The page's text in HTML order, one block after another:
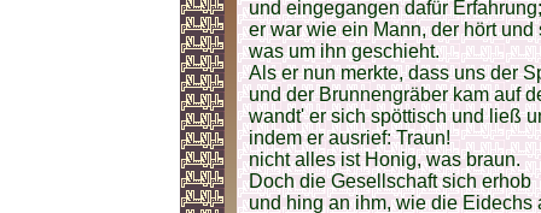
und eingegangen dafür Erfahrung;
er war wie ein Mann, der hört und
was um ihn geschieht.
Als er nun merkte, dass uns der
und der Brunnengräber kam auf
wandt' er sich spöttisch und ließ
indem er ausrief: Traun!
nicht alles ist Honig, was braun.
Doch die Gesellschaft sich erhob
und hing an ihm, wie die Eidechs